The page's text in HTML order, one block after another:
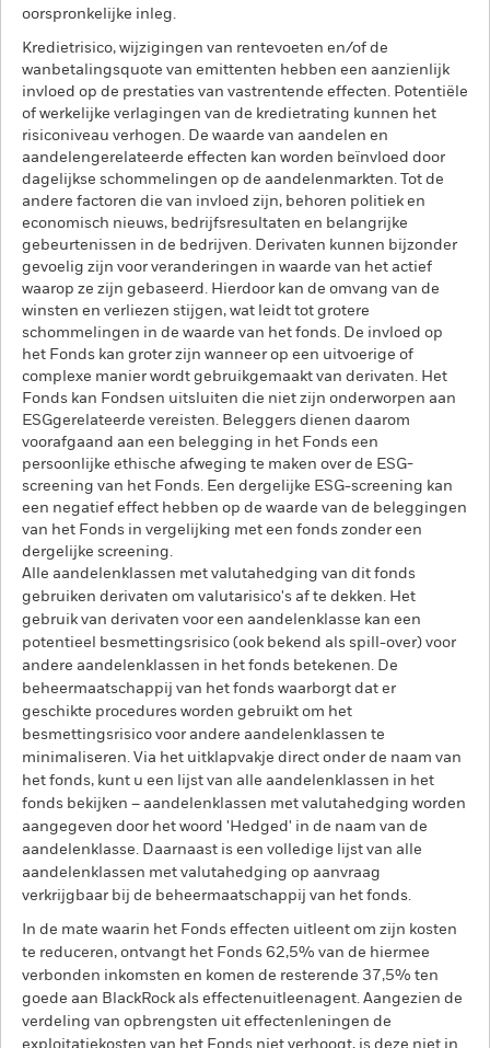
oorspronkelijke inleg.
Kredietrisico, wijzigingen van rentevoeten en/of de
wanbetalingsquote van emittenten hebben een aanzienlijk
invloed op de prestaties van vastrentende effecten. Potentiële
of werkelijke verlagingen van de kredietrating kunnen het
risiconiveau verhogen. De waarde van aandelen en
aandelengerelateerde effecten kan worden beïnvloed door
dagelijkse schommelingen op de aandelenmarkten. Tot de
andere factoren die van invloed zijn, behoren politiek en
economisch nieuws, bedrijfsresultaten en belangrijke
gebeurtenissen in de bedrijven. Derivaten kunnen bijzonder
gevoelig zijn voor veranderingen in waarde van het actief
waarop ze zijn gebaseerd. Hierdoor kan de omvang van de
winsten en verliezen stijgen, wat leidt tot grotere
schommelingen in de waarde van het fonds. De invloed op
het Fonds kan groter zijn wanneer op een uitvoerige of
complexe manier wordt gebruikgemaakt van derivaten. Het
Fonds kan Fondsen uitsluiten die niet zijn onderworpen aan
ESGgerelateerde vereisten. Beleggers dienen daarom
voorafgaand aan een belegging in het Fonds een
persoonlijke ethische afweging te maken over de ESG-
screening van het Fonds. Een dergelijke ESG-screening kan
een negatief effect hebben op de waarde van de beleggingen
van het Fonds in vergelijking met een fonds zonder een
dergelijke screening.
Alle aandelenklassen met valutahedging van dit fonds
gebruiken derivaten om valutarisico's af te dekken. Het
gebruik van derivaten voor een aandelenklasse kan een
potentieel besmettingsrisico (ook bekend als spill-over) voor
andere aandelenklassen in het fonds betekenen. De
beheermaatschappij van het fonds waarborgt dat er
geschikte procedures worden gebruikt om het
besmettingsrisico voor andere aandelenklassen te
minimaliseren. Via het uitklapvakje direct onder de naam van
het fonds, kunt u een lijst van alle aandelenklassen in het
fonds bekijken – aandelenklassen met valutahedging worden
aangegeven door het woord 'Hedged' in de naam van de
aandelenklasse. Daarnaast is een volledige lijst van alle
aandelenklassen met valutahedging op aanvraag
verkrijgbaar bij de beheermaatschappij van het fonds.
In de mate waarin het Fonds effecten uitleent om zijn kosten
te reduceren, ontvangt het Fonds 62,5% van de hiermee
verbonden inkomsten en komen de resterende 37,5% ten
goede aan BlackRock als effectenuitleenagent. Aangezien de
verdeling van opbrengsten uit effectenleningen de
exploitatiekosten van het Fonds niet verhoogt, is deze niet in